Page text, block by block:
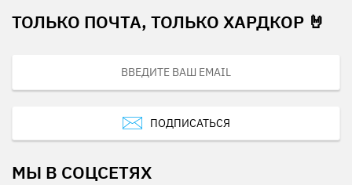
ТОЛЬКО ПОЧТА, ТОЛЬКО ХАРДКОР 🤘
ПОДПИСАТЬСЯ
МЫ В СОЦСЕТЯХ